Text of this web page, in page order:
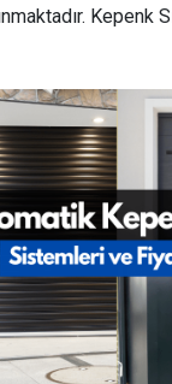
Kepenk